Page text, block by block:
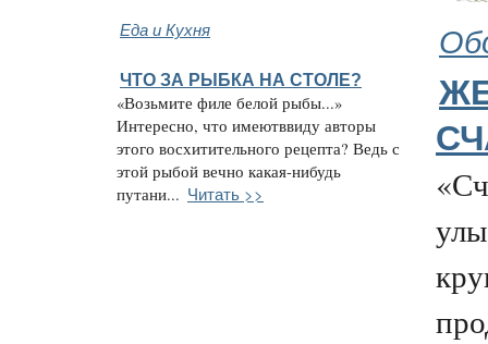
Еда и Кухня
ЧТО ЗА РЫБКА НА СТОЛЕ?
«Возьмите филе белой рыбы...»
Интересно, что имеютввиду авторы
этого восхитительного рецепта? Ведь с
этой рыбой вечно какая-нибудь
путани... Читать >>